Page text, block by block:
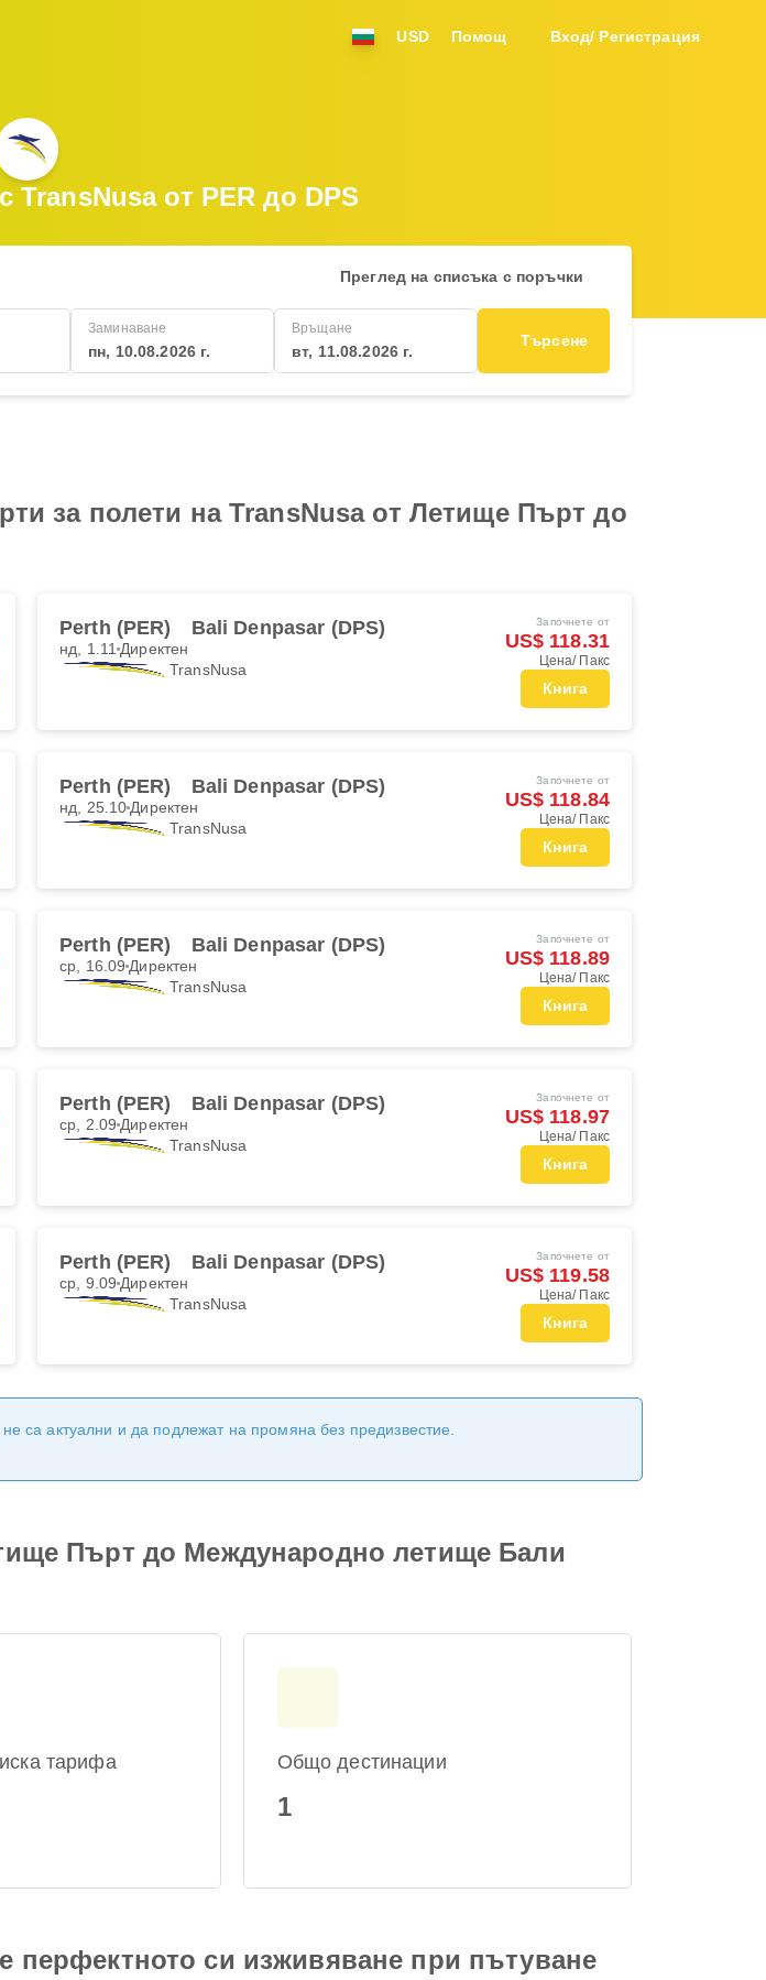
USD Помощ Вход/ Регистрация
TransNusa от PER до DPS
Преглед на списъка с поръчки
Заминаване
пн, 10.08.2026 г.
Връщане
вт, 11.08.2026 г.
Търсене
за полети на TransNusa от Летище Пърт до
Perth (PER) Bali Denpasar (DPS)
нд, 1.11 Директен
TransNusa
Започнете от
US$ 118.31
Цена/ Пакс
Книга
Perth (PER) Bali Denpasar (DPS)
нд, 25.10 Директен
TransNusa
Започнете от
US$ 118.84
Цена/ Пакс
Книга
Perth (PER) Bali Denpasar (DPS)
ср, 16.09 Директен
TransNusa
Започнете от
US$ 118.89
Цена/ Пакс
Книга
Perth (PER) Bali Denpasar (DPS)
ср, 2.09 Директен
TransNusa
Започнете от
US$ 118.97
Цена/ Пакс
Книга
Perth (PER) Bali Denpasar (DPS)
ср, 9.09 Директен
TransNusa
Започнете от
US$ 119.58
Цена/ Пакс
Книга
са актуални и да подлежат на промяна без предизвестие.
Пърт до Международно летище Бали
тарифа Общо дестинации
1
перфектното си изживяване при пътуване